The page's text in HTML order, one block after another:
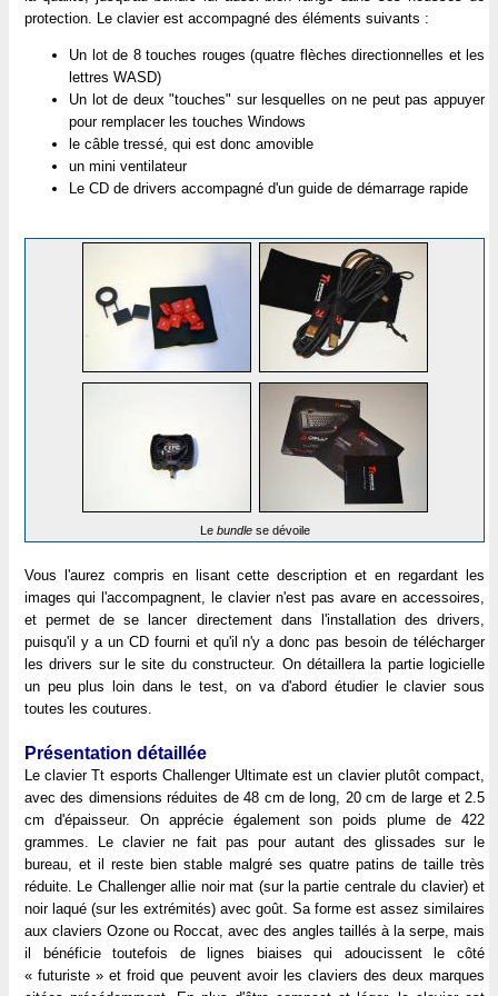
protection. Le clavier est accompagné des éléments suivants :
Un lot de 8 touches rouges (quatre flèches directionnelles et les
lettres WASD)
Un lot de deux "touches" sur lesquelles on ne peut pas appuyer
pour remplacer les touches Windows
le câble tressé, qui est donc amovible
un mini ventilateur
Le CD de drivers accompagné d'un guide de démarrage rapide
Le bundlese dévoile
Vous l'aurez compris en lisant cette description et en regardant les
images qui l'accompagnent, le clavier n'est pas avare en accessoires,
et permet de se lancer directement dans l'installation des drivers,
puisqu'il y a un CD fourni et qu'il n'y a donc pas besoin de télécharger
les drivers sur le site du constructeur. On détaillera la partie logicielle
un peu plus loin dans le test, on va d'abord étudier le clavier sous
toutes les coutures.
Présentation détaillée
Le clavier Tt esports Challenger Ultimate est un clavier plutôt compact,
avec des dimensions réduites de 48 cm de long, 20 cm de large et 2.5
cm d'épaisseur. On apprécie également son poids plume de 422
grammes. Le clavier ne fait pas pour autant des glissades sur le
bureau, et il reste bien stable malgré ses quatre patins de taille très
réduite. Le Challenger allie noir mat (sur la partie centrale du clavier) et
noir laqué (sur les extrémités) avec goût. Sa forme est assez similaires
aux claviers Ozone ou Roccat, avec des angles taillés à la serpe, mais
il bénéficie toutefois de lignes biaises qui adoucissent le côté
« futuriste » et froid que peuvent avoir les claviers des deux marques